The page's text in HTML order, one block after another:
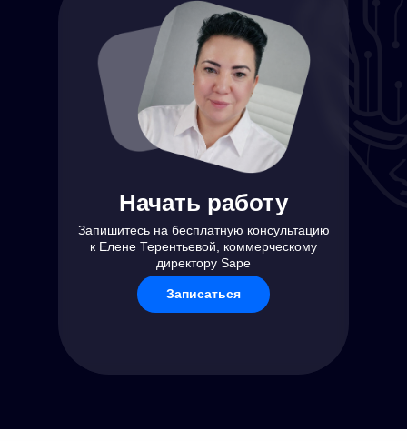
Начать работу
Запишитесь на бесплатную консультацию
к Елене Терентьевой, коммерческому
директору Sape
Записаться